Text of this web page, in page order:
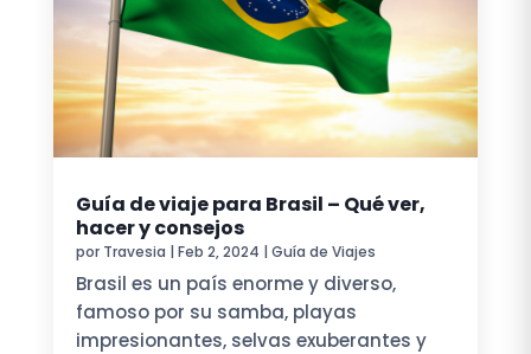
Guía de viaje para Brasil – Qué ver,
hacer y consejos
por Travesia | Feb 2, 2024 | Guía de Viajes
Brasil es un país enorme y diverso,
famoso por su samba, playas
impresionantes, selvas exuberantes y